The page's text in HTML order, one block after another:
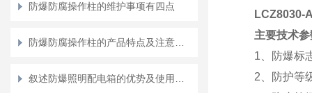
防爆防腐操作柱的维护事项有四点
LCZ8030-
主要技术
1 、防爆标
2 、防护等